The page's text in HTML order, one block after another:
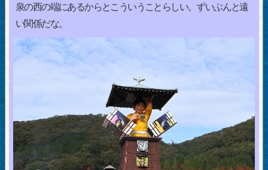
泉の西の端にあるからとこういうことらしい。ずいぶんと遠
い関係だな。